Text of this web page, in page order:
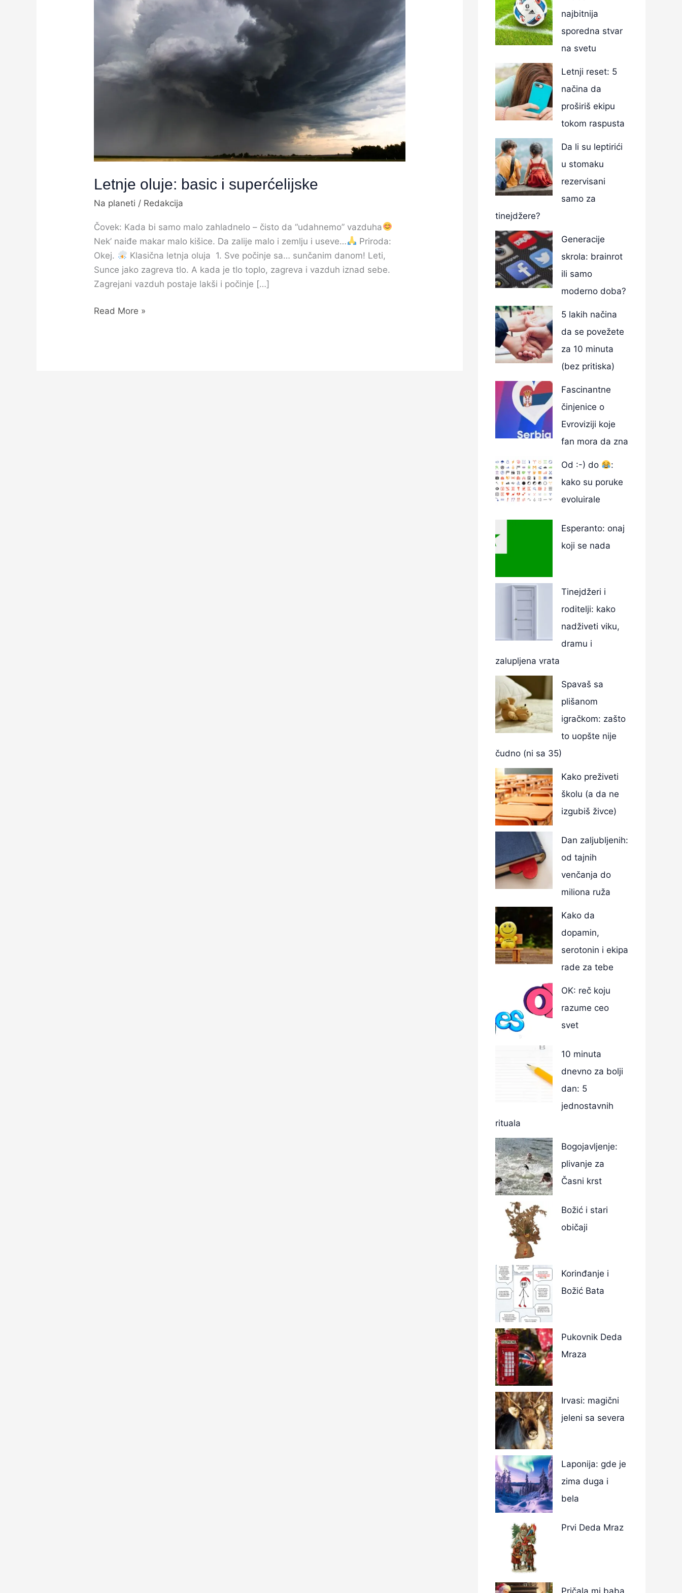
Letnje oluje: basic i superćelijske
Na planeti / Redakcija
Čovek: Kada bi samo malo zahladnelo – čisto da “udahnemo” vazduha
Nek’ naiđe makar malo kišice. Da zalije malo i zemlju i useve…
Priroda:
Okej.
Klasična letnja oluja 1. Sve počinje sa… sunčanim danom! Leti,
Sunce jako zagreva tlo. A kada je tlo toplo, zagreva i vazduh iznad sebe.
Zagrejani vazduh postaje lakši i počinje […]
Read More »
najbitnija
sporedna stvar
na svetu
Letnji reset: 5
načina da
proširiš ekipu
tokom raspusta
Da li su leptirići
u stomaku
rezervisani
samo za
tinejdžere?
Generacije
skrola: brainrot
ili samo
moderno doba?
5 lakih načina
da se povežete
za 10 minuta
(bez pritiska)
Fascinantne
činjenice o
Evroviziji koje
fan mora da zna
Od :-) do
:
kako su poruke
evoluirale
Esperanto: onaj
koji se nada
Tinejdžeri i
roditelji: kako
nadživeti viku,
dramu i
zalupljena vrata
Spavaš sa
plišanom
igračkom: zašto
to uopšte nije
čudno (ni sa 35)
Kako preživeti
školu (a da ne
izgubiš živce)
Dan zaljubljenih:
od tajnih
venčanja do
miliona ruža
Kako da
dopamin,
serotonin i ekipa
rade za tebe
OK: reč koju
razume ceo
svet
10 minuta
dnevno za bolji
dan: 5
jednostavnih
rituala
Bogojavljenje:
plivanje za
Časni krst
Božić i stari
običaji
Korinđanje i
Božić Bata
Pukovnik Deda
Mraza
Irvasi: magični
jeleni sa severa
Laponija: gde je
zima duga i
bela
Prvi Deda Mraz
Pričala mi baba